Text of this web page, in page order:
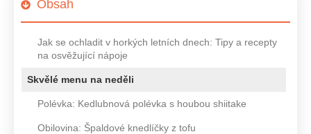
Obsah
Jak se ochladit v horkých letních dnech: Tipy a recepty
na osvěžující nápoje
Skvělé menu na neděli
Polévka: Kedlubnová polévka s houbou shiitake
Obilovina: Špaldové knedlíčky z tofu